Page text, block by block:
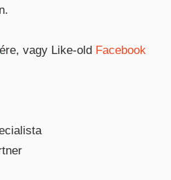
vagy Like-old Facebook